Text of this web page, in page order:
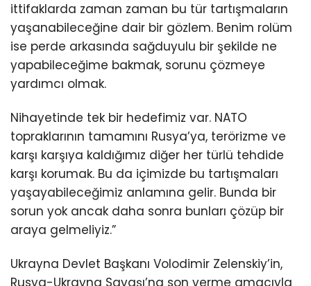
ittifaklarda zaman zaman bu tür tartışmaların
yaşanabileceğine dair bir gözlem. Benim rolüm
ise perde arkasında sağduyulu bir şekilde ne
yapabileceğime bakmak, sorunu çözmeye
yardımcı olmak.
Nihayetinde tek bir hedefimiz var. NATO
topraklarının tamamını Rusya’ya, terörizme ve
karşı karşıya kaldığımız diğer her türlü tehdide
karşı korumak. Bu da içimizde bu tartışmaları
yaşayabileceğimiz anlamına gelir. Bunda bir
sorun yok ancak daha sonra bunları çözüp bir
araya gelmeliyiz.”
Ukrayna Devlet Başkanı Volodimir Zelenskiy’in,